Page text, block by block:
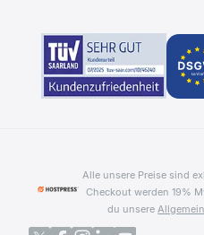
Alle unsere Preise sind
Checkout werden 19%
du unsere